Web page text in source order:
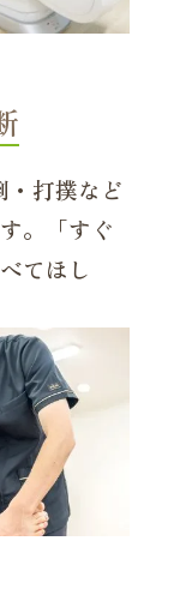
打撲など
。「すぐ
てほし